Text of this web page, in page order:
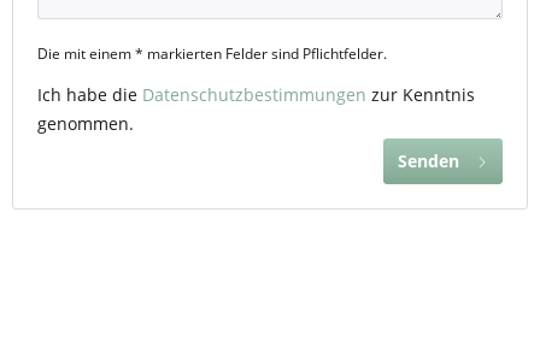
Die mit einem * markierten Felder sind Pflichtfelder.
Ich habe die Datenschutzbestimmungen zur Kenntnis
genommen.
Senden